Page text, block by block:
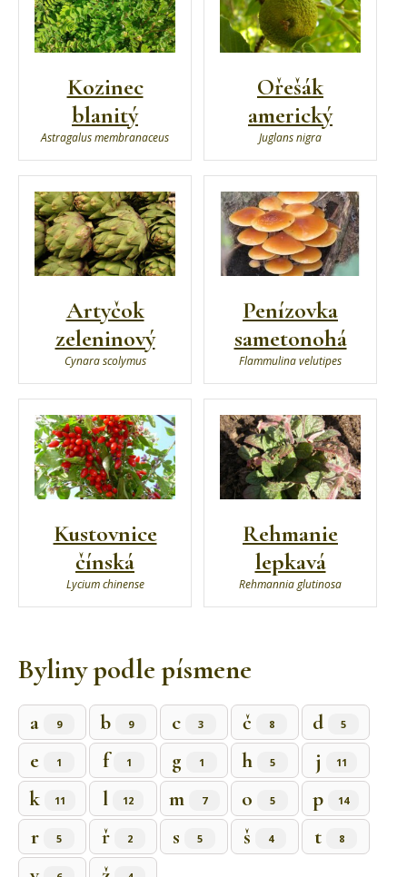
Kozinec
blanitý
Astragalus membranaceus
Ořešák
americký
Juglans nigra
Artyčok
zeleninový
Cynara scolymus
Penízovka
sametonohá
Flammulina velutipes
Kustovnice
čínská
Lycium chinense
Rehmanie
lepkavá
Rehmannia glutinosa
Byliny podle písmene
a 9 b 9 c 3 č 8 d 5
e 1 f 1 g 1 h 5 j 11
k 11 l 12 m 7 o 5 p 14
r 5 ř 2 s 5 š 4 t 8